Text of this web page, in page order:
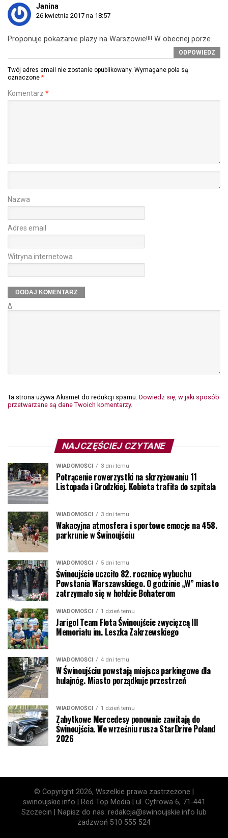
Janina
26 kwietnia 2017 na 18:57
Proponuje pokazanie plazy na Warszowie!!!! W obecnej porze.
ODPOWIEDZ
Twój adres email nie zostanie opublikowany. Wymagane pola są
oznaczone *
Komentarz *
Nazwa
Adres email
Witryna internetowa
Δ
Ta strona używa Akismet do redukcji spamu. Dowiedz się, w jaki sposób
przetwarzane są dane Twoich komentarzy.
NAJCZĘŚCIEJ CZYTANE
WIADOMOŚCI 3 dni temu
Potrącenie rowerzystki na skrzyżowaniu 11
Listopada i Grodzkiej. Kobieta trafiła do szpitala
WIADOMOŚCI 3 dni temu
Wakacyjna atmosfera i sportowe emocje na 458.
parkrunie w Świnoujściu
WIADOMOŚCI 5 dni temu
Świnoujście uczciło 82. rocznicę wybuchu
Powstania Warszawskiego. O godzinie „W” miasto
zatrzymało się w hołdzie Bohaterom
WIADOMOŚCI 1 dzień temu
Jarigol Team Flota Świnoujście zwycięzcą III
Memoriału im. Leszka Zakrzewskiego
WIADOMOŚCI 4 dni temu
W Świnoujściu powstają miejsca parkingowe dla
hulajnóg. Miasto porządkuje przestrzeń
WIADOMOŚCI 1 dzień temu
Zabytkowe Mercedesy ponownie zawitają do
Świnoujścia. We wrześniu rusza StarDrive Poland
2026
© Copyright 2026, Wszelkie prawa zastrzeżone |
swinoujskie.info | Red Top Media | ul. Cyfrowa 6, 71-441
Szczecin | Napisz do nas: redakcja@swinoujskie.info lub
zadzwoń 510 555 524